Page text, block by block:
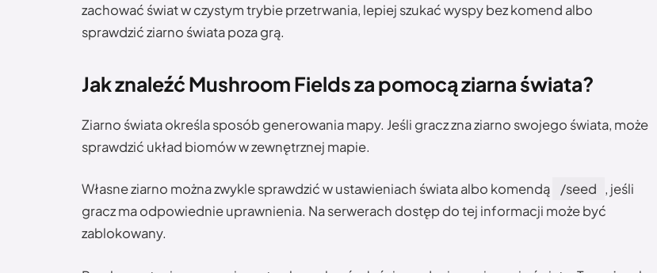
zachować świat w czystym trybie przetrwania, lepiej szukać wyspy bez komend albo
sprawdzić ziarno świata poza grą.
Jak znaleźć Mushroom Fields za pomocą ziarna świata?
Ziarno świata określa sposób generowania mapy. Jeśli gracz zna ziarno swojego świata, może
sprawdzić układ biomów w zewnętrznej mapie.
Własne ziarno można zwykle sprawdzić w ustawieniach świata albo komendą /seed , jeśli
gracz ma odpowiednie uprawnienia. Na serwerach dostęp do tej informacji może być
zablokowany.